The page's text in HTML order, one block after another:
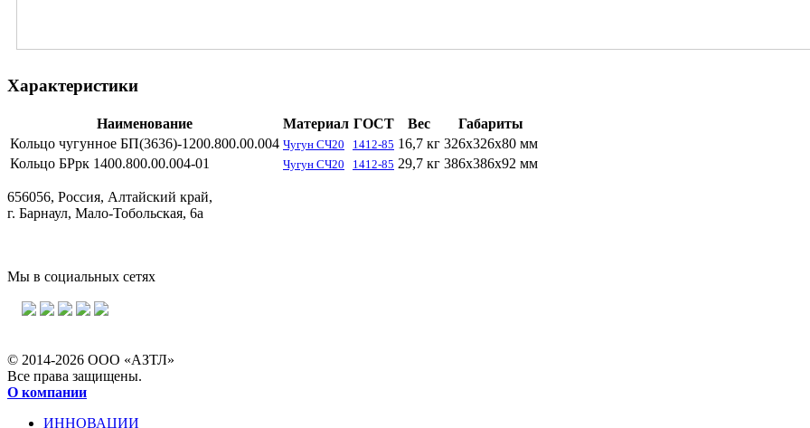
Характеристики
Наименование Материал ГОСТ Вес
Габариты
Кольцо чугунное БП(3636)-1200.800.00.004 Чугун СЧ20 1412-85 16,7 кг 326х326х80 мм
Кольцо БРрк 1400.800.00.004-01
Чугун СЧ20 1412-85 29,7 кг 386х386х92 мм
656056, Россия, Алтайский край,
г. Барнаул, Мало-Тобольская, 6а
Мы в социальных сетях
© 2014-2026 ООО «АЗТЛ»
Все права защищены.
О компании
ИННОВАЦИИ